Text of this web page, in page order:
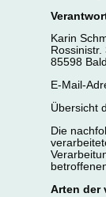
Karin
Rossinistr.
85598
E-Mail-
Übersicht
Die
Arten der